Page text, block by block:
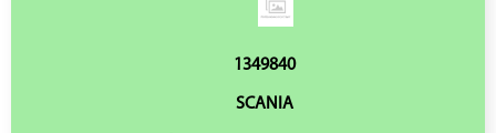
1349840
SCANIA